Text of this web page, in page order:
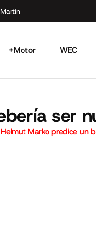
+Motor WEC
ser
Helmut Marko predice un